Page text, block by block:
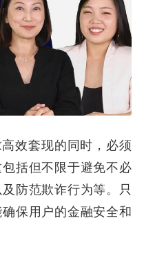
效套现的同时，必须
括但不限于避免不必
防范欺诈行为等。只
保用户的金融安全和